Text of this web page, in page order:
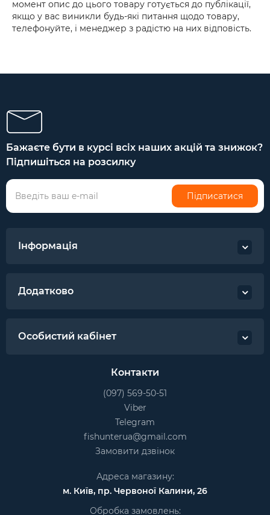
момент опис до цього товару готується до публікації,
якщо у вас виникли будь-які питання щодо товару,
телефонуйте, і менеджер з радістю на них відповість.
Бажаєте бути в курсі всіх наших акцій та знижок?
Підпишіться на розсилку
Підписатися
Інформація
Додатково
Особистий кабінет
Контакти
(097) 569-50-51
Viber
Telegram
fishunterua@gmail.com
Замовити дзвінок
Адреса магазину:
м. Київ, пр. Червоної Калини, 26
Обробка замовлень: